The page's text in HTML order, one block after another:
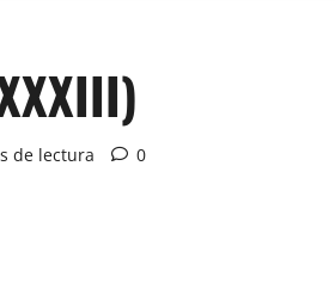
de lectura 0